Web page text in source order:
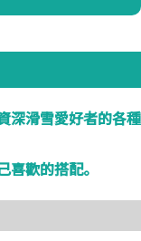
深滑雪愛好者的各種
歡的搭配。